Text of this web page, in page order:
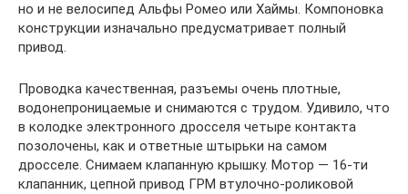
но и не велосипед Альфы Ромео или Хаймы. Компоновка
конструкции изначально предусматривает полный
привод.
Проводка качественная, разъемы очень плотные,
водонепроницаемые и снимаются с трудом. Удивило, что
в колодке электронного дросселя четыре контакта
позолочены, как и ответные штырьки на самом
дросселе. Снимаем клапанную крышку. Мотор — 16-ти
клапанник, цепной привод ГРМ втулочно-роликовой